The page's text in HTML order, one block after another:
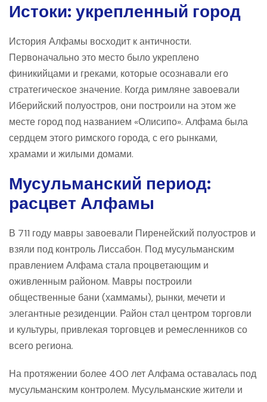
Истоки: укрепленный город
История Алфамы восходит к античности.
Первоначально это место было укреплено
финикийцами и греками, которые осознавали его
стратегическое значение. Когда римляне завоевали
Иберийский полуостров, они построили на этом же
месте город под названием «Олисипо». Алфама была
сердцем этого римского города, с его рынками,
храмами и жилыми домами.
Мусульманский период:
расцвет Алфамы
В 711 году мавры завоевали Пиренейский полуостров и
взяли под контроль Лиссабон. Под мусульманским
правлением Алфама стала процветающим и
оживленным районом. Мавры построили
общественные бани (хаммамы), рынки, мечети и
элегантные резиденции. Район стал центром торговли
и культуры, привлекая торговцев и ремесленников со
всего региона.
На протяжении более 400 лет Алфама оставалась под
мусульманским контролем. Мусульманские жители и